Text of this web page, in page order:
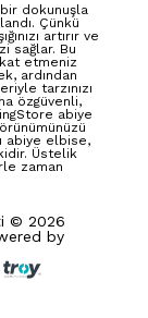
dokunuşla
Çünkü
artırır ve
sağlar. Bu
etmeniz
ardından
tarzınızı
özgüvenli,
abiye
abiye elbise,
Üstelik
zaman
© 2026
by